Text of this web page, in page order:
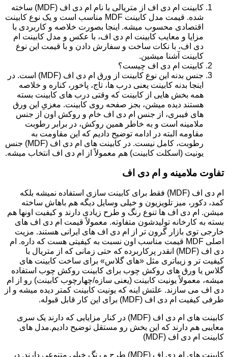
کابینت ام دی اف از متریالی با نام ام دی اف (MDF) ساخته
شده. قیمت مدل کابینت MDF مناسب است و یک نوع کابینت
اقتصادی محسوب میشه. اینجا بصورت خلاصه و کاربردی با
مزایا و معایب کابینت ام دی اف، با عکس و مدل کابینت ام
دی اف، با نکات ساخت و سفارش دادن و با قیمت این نوع
کابینت آشنا میشین.
کابینت ام دی اف چیست؟
جنس بدنه این نوع کابینت از ورق ام دی اف (MDF) است. در
اینجا بدنه کابینت یعنی درب ها، تاج، پاخور، کناره و خلاصه
همه بخش هایی از کابینت که وقتی درب های کابینت بسته
هستند دیده میشن، بجز صفحه روی کابینت. مغزیِ این ورق
های فیبری، از جنس ام دی اف خام و روکش اون از جنس
ملامینه است و به خاطر همین روکش، در برابر رطوبت
مقاومه البته در ادامه توضیح دادیم که این مقاومت به
رطوبت، کامل نیست. در کابینت های ام دی اف (MDF) جنس
یونیت (اسکلت کابینت) هم معمولاً از ام دی اف انتخاب میشه.
تفاوت ملامینه و ام دی اف
ام دی اف (MDF) فقط برای کابینت سازی استفاده نمیشه بلکه
کمد، دکور، میز تلویزیون و خیلی وسایل دیگه هم باهاش ساخته
میشن. ام دی اف ها تنوع رنگ و طرح زیادی دارند و کیفیت اونها هم
بسته به کارخانه تولیدشون متفاوته. معمولاً قیمت ام دی اف های
خارجی توی بازار گرون تر از ام دی اف های ایرانی هستند. مزیت
اصلی MDF قیمت مناسب اون نسبت به کیفیتی هست که داره. ام
دی اف (MDF) انقدر پرکاربرده که حتی زمانی که از متریال با
کیفیت تر و زیباتری مثل «های گلاس» برای ساخت کابینت های
گلاس یا ورق های روکش چوب برای کابینت روکش چوب استفاده
میشه، معمولاً یونیت کابینت (یعنی سازه/چهارچوب کابینت) رو از ام
دی اف می سازند. علتش اینه که یونیت کابینت کمتر دیده میشه و از
طرفی کیفیت ام دی اف (MDF) برای این کار قابل قبوله.
کابینت های ام دی اف (MDF) در کنار مزایایی که دارند یک سری
معایبی هم دارند که این بخش رو مستقل توضیح دادیم.مدل های
کابینت ام دی اف (MDF)
کابینت های ام دی اف (MDF) طرح و رنگ خیلی متنوعی دارند. در